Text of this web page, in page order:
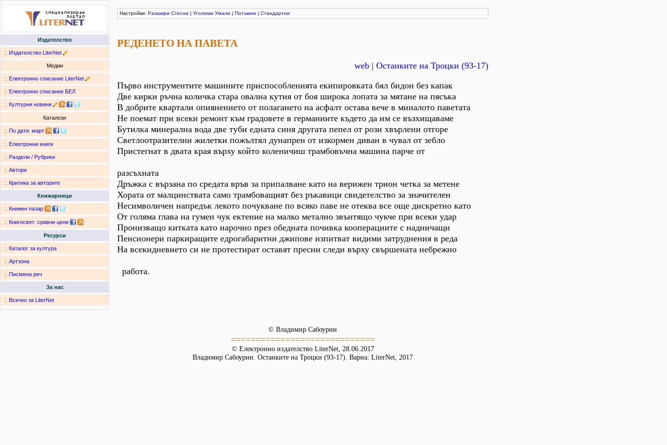
Издателство
:. Издателство LiterNet
Медии
:. Електронно списание LiterNet
:. Електронно списание БЕЛ
:. Културни новини
Каталози
:. По дати: март
:. Електронни книги
:. Раздели / Рубрики
:. Автори
:. Критика за авторите
Книжарници
:. Книжен пазар
:. Книгосвят: сравни цени
Ресурси
:. Каталог за култура
:. Артзона
:. Писмена реч
За нас
:. Всичко за LiterNet
Настройки: Разшири Стесни | Уголеми Умали | Потъмни | Стандартни
РЕДЕНЕТО НА ПАВЕТА
web | Останките на Троцки (93-17)
Първо инструментите машините приспособленията екипировката бял бидон без капак
Две кирки ръчна количка стара овална кутия от боя широка лопата за мятане на пясъка
В добрите квартали опиянението от полагането на асфалт остава вече в миналото паветата
Не поемат при всеки ремонт към градовете в германиите където да им се възхищаваме
Бутилка минерална вода две туби едната синя другата пепел от рози хвърлени отгоре
Светлоотразителни жилетки пожълтял дунапрен от изкормен диван в чувал от зебло
Пристегнат в двата края върху който коленичиш трамбовъчна машина парче от
разсъхната
Дръжка с вързана по средата връв за припалване като на верижен трион четка за метене
Хората от малцинствата само трамбоващият без ръкавици свидетелство за значителен
Несимволичен напредък лекото почукване по всяко паве не отеква все още дискретно като
От голяма глава на гумен чук ектение на малко метално звънтящо чукче при всеки удар
Пронизващо китката като нарочно през обедната почивка кооперациите с надничащи
Пенсионери паркиращите едрогабаритни джипове изпитват видими затруднения в реда
На всекидневието си не протестират оставят пресни следи върху свършената небрежно
работа.
© Владимир Сабоурин
=============================
© Електронно издателство LiterNet, 28.06.2017
Владимир Сабоурин. Останките на Троцки (93-17). Варна: LiterNet, 2017